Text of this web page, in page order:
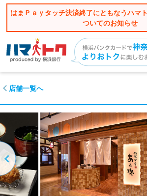
はまＰａｙタッチ決済終了にともなうハマ
ついてのお知らせ
店舗一覧へ